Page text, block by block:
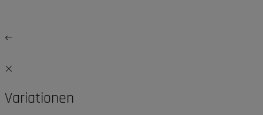
Variationen